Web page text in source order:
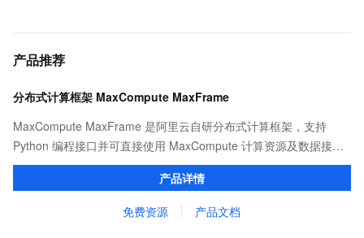
产品推荐
分布式计算框架 MaxCompute MaxFrame
MaxCompute MaxFrame 是阿里云自研分布式计算框架，支持
Python 编程接口并可直接使用 MaxCompute 计算资源及数据接
口，与 MaxCompute Notebook、镜像管理等功能共同构成
MaxCompute 完整 Python 开发生态。
产品详情
免费资源 产品文档